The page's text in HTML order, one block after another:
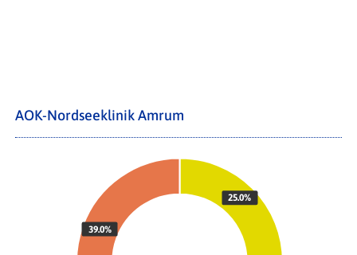
AOK-Nordseeklinik Amrum
25.0%
39.0%